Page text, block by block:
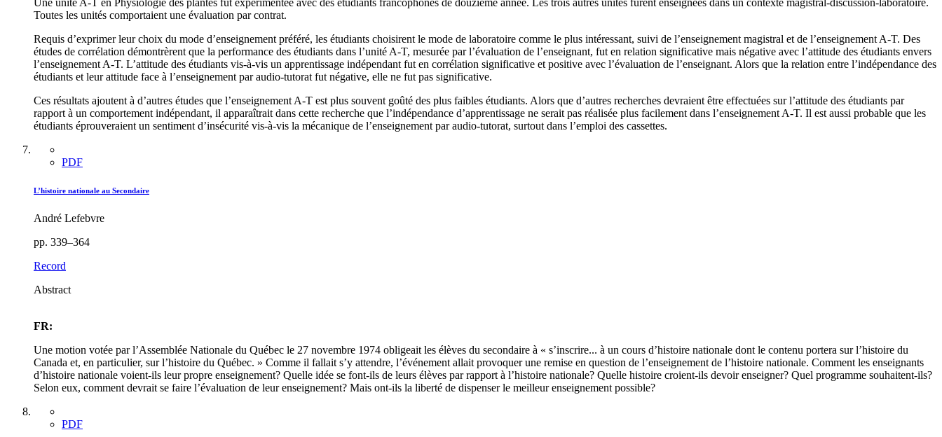
Une unité A-T en Physiologie des plantes fut expérimentée avec des étudiants francophones de douzième année. Les trois autres unités furent enseignées dans un contexte magistral-discussion-laboratoire.
Toutes les unités comportaient une évaluation par contrat.
Requis d’exprimer leur choix du mode d’enseignement préféré, les étudiants choisirent le mode de laboratoire comme le plus intéressant, suivi de l’enseignement magistral et de l’enseignement A-T. Des
études de corrélation démontrèrent que la performance des étudiants dans l’unité A-T, mesurée par l’évaluation de l’enseignant, fut en relation significative mais négative avec l’attitude des étudiants envers
l’enseignement A-T. L’attitude des étudiants vis-à-vis un apprentissage indépendant fut en corrélation significative et positive avec l’évaluation de l’enseignant. Alors que la relation entre l’indépendance des
étudiants et leur attitude face à l’enseignement par audio-tutorat fut négative, elle ne fut pas significative.
Ces résultats ajoutent à d’autres études que l’enseignement A-T est plus souvent goûté des plus faibles étudiants. Alors que d’autres recherches devraient être effectuées sur l’attitude des étudiants par
rapport à un comportement indépendant, il apparaîtrait dans cette recherche que l’indépendance d’apprentissage ne serait pas réalisée plus facilement dans l’enseignement A-T. Il est aussi probable que les
étudiants éprouveraient un sentiment d’insécurité vis-à-vis la mécanique de l’enseignement par audio-tutorat, surtout dans l’emploi des cassettes.
PDF
L’histoire nationale au Secondaire
André Lefebvre
pp. 339–364
Record
Abstract
FR:
Une motion votée par l’Assemblée Nationale du Québec le 27 novembre 1974 obligeait les élèves du secondaire à « s’inscrire... à un cours d’histoire nationale dont le contenu portera sur l’histoire du
Canada et, en particulier, sur l’histoire du Québec. » Comme il fallait s’y attendre, l’événement allait provoquer une remise en question de l’enseignement de l’histoire nationale. Comment les enseignants
d’histoire nationale voient-ils leur propre enseignement? Quelle idée se font-ils de leurs élèves par rapport à l’histoire nationale? Quelle histoire croient-ils devoir enseigner? Quel programme souhaitent-ils?
Selon eux, comment devrait se faire l’évaluation de leur enseignement? Mais ont-ils la liberté de dispenser le meilleur enseignement possible?
PDF